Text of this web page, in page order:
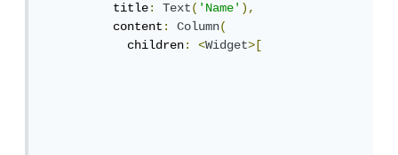
          title
: Text('Name'),
          content
: Column(
            children
: <Widget>[